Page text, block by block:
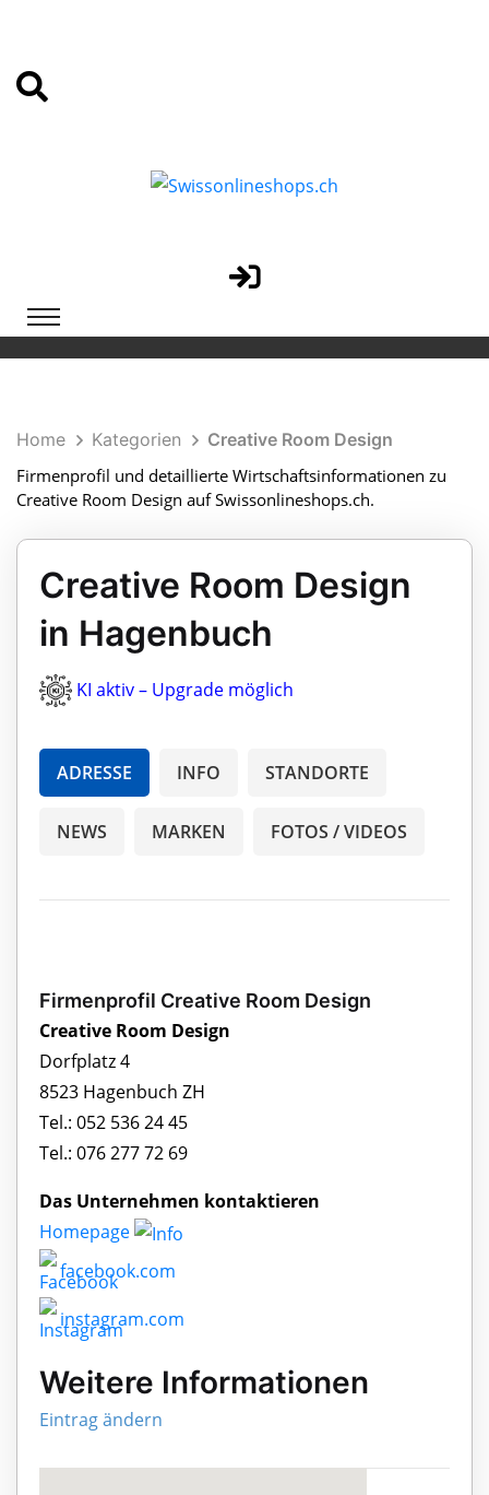
Home Kategorien
Creative Room Design
Firmenprofil und detaillierte Wirtschaftsinformationen zu
Creative Room Design auf Swissonlineshops.ch.
Creative Room Design
in Hagenbuch
KI aktiv – Upgrade möglich
ADRESSE INFO STANDORTE
NEWS MARKEN FOTOS / VIDEOS
Firmenprofil Creative Room Design
Creative Room Design
Dorfplatz 4
8523 Hagenbuch ZH
Tel.: 052 536 24 45
Tel.: 076 277 72 69
Das Unternehmen kontaktieren
Homepage
facebook.com
instagram.com
Weitere Informationen
Eintrag ändern